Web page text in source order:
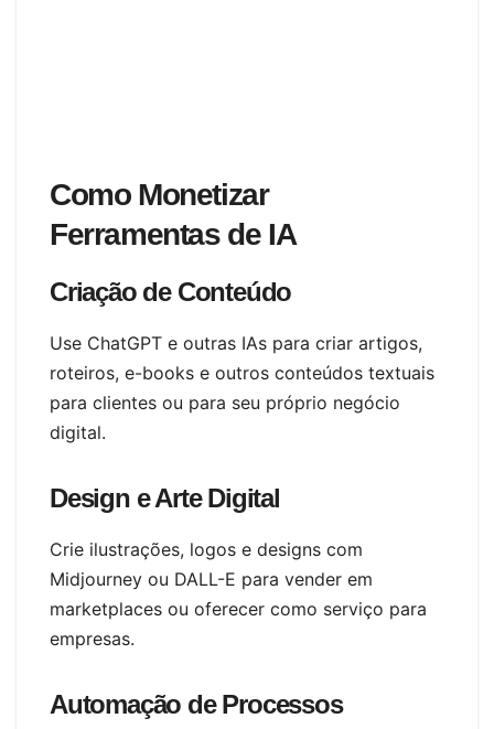
Como Monetizar
Ferramentas de IA
Criação de Conteúdo
Use ChatGPT e outras IAs para criar artigos,
roteiros, e-books e outros conteúdos textuais
para clientes ou para seu próprio negócio
digital.
Design e Arte Digital
Crie ilustrações, logos e designs com
Midjourney ou DALL-E para vender em
marketplaces ou oferecer como serviço para
empresas.
Automação de Processos